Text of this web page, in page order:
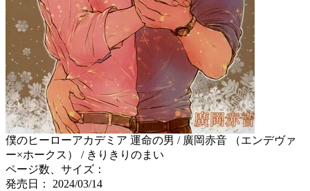
僕のヒーローアカデミア 運命の男 / 廣岡赤音 （エンデヴァ
ー×ホークス） / きりきりのまい
ページ数、サイズ：
発売日： 2024/03/14